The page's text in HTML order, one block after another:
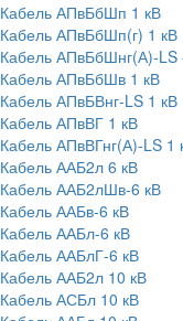
Кабель АПвБбШп 1 кВ
Кабель АПвБбШп(г) 1 кВ
Кабель АПвБбШнг(А)-LS
Кабель АПвБбШв 1 кВ
Кабель АПвБВнг-LS 1 кВ
Кабель АПвВГ 1 кВ
Кабель АПвВГнг(А)-LS 1
Кабель ААБ2л 6 кВ
Кабель ААБ2лШв-6 кВ
Кабель ААБв-6 кВ
Кабель ААБл-6 кВ
Кабель ААБлГ-6 кВ
Кабель ААБ2л 10 кВ
Кабель АСБл 10 кВ